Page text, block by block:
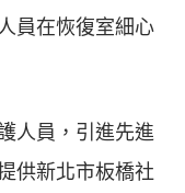
員在恢復室細心
人員，引進先進
供新北市板橋社